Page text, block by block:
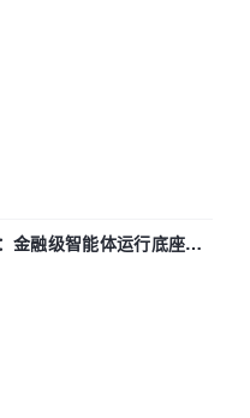
融级智能体运行底座的